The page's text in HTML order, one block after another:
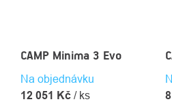
CAMP Minima 3 Evo
Na objednávku
12 051 Kč / ks